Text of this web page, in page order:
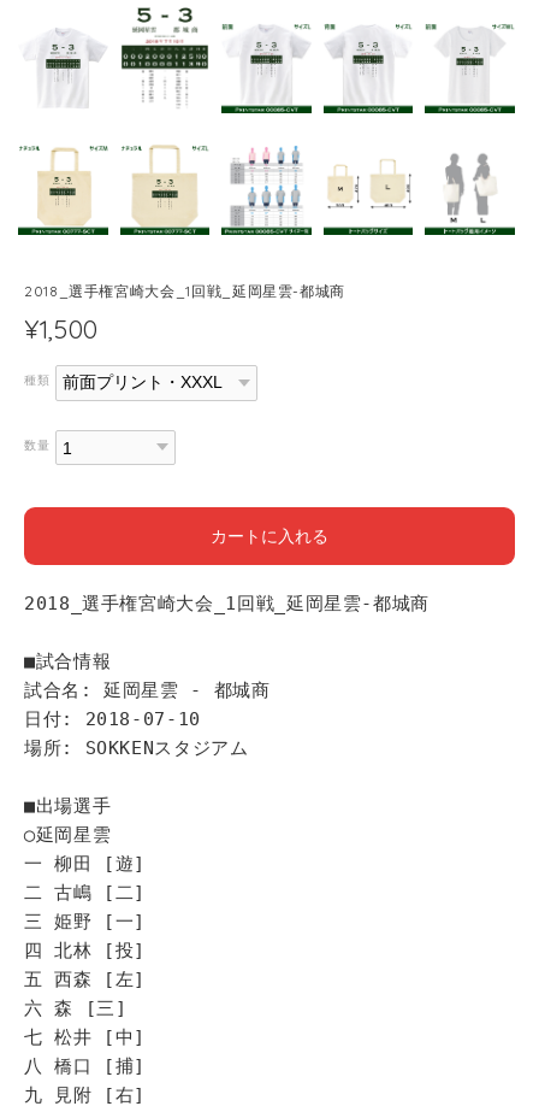
2018_選手権宮崎大会_1回戦_延岡星雲-都城商
¥1,500
種類
数量
カートに入れる
2018_選手権宮崎大会_1回戦_延岡星雲-都城商
■試合情報
試合名: 延岡星雲 - 都城商
日付: 2018-07-10
場所: SOKKENスタジアム
■出場選手
◯延岡星雲
一 柳田 [遊]
二 古嶋 [二]
三 姫野 [一]
四 北林 [投]
五 西森 [左]
六 森 [三]
七 松井 [中]
八 橋口 [捕]
九 見附 [右]